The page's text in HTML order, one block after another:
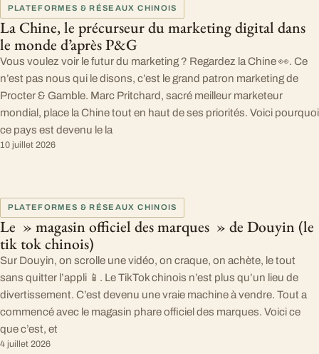
PLATEFORMES & RÉSEAUX CHINOIS
La Chine, le précurseur du marketing digital dans
le monde d’après P&G
Vous voulez voir le futur du marketing ? Regardez la Chine 👀. Ce
n’est pas nous qui le disons, c’est le grand patron marketing de
Procter & Gamble. Marc Pritchard, sacré meilleur marketeur
mondial, place la Chine tout en haut de ses priorités. Voici pourquoi
ce pays est devenu le la
10 juillet 2026
PLATEFORMES & RÉSEAUX CHINOIS
Le » magasin officiel des marques » de Douyin (le
tik tok chinois)
Sur Douyin, on scrolle une vidéo, on craque, on achète, le tout
sans quitter l’appli 📱. Le TikTok chinois n’est plus qu’un lieu de
divertissement. C’est devenu une vraie machine à vendre. Tout a
commencé avec le magasin phare officiel des marques. Voici ce
que c’est, et
4 juillet 2026